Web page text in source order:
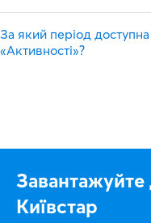
За який період
«Активності»?
Київстар